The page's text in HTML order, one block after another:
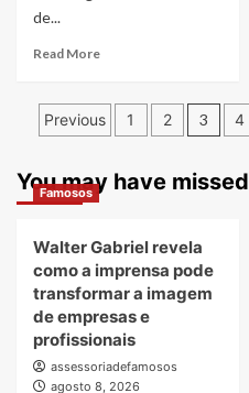
de...
Read MoreRead
Coluna
Super
com
Wilker
Soares:
Novo
Mercedes-
AMG
GLE
63
S
Coupé
Paginação
posts
Previous 1 2 3 4
You may have missed
Famosos
Walter Gabriel revela
como a imprensa pode
transformar a imagem
de empresas e
profissionais
assessoriadefamosos
agosto 8, 2026